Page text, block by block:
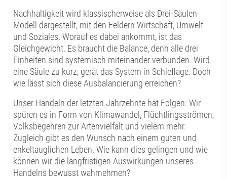
Nachhaltigkeit wird klassischerweise als Drei-Säulen-
Modell dargestellt, mit den Feldern Wirtschaft, Umwelt
und Soziales. Worauf es dabei ankommt, ist das
Gleichgewicht. Es braucht die Balance, denn alle drei
Einheiten sind systemisch miteinander verbunden. Wird
eine Säule zu kurz, gerät das System in Schieflage. Doch
wie lässt sich diese Ausbalancierung erreichen?
Unser Handeln der letzten Jahrzehnte hat Folgen: Wir
spüren es in Form von Klimawandel, Flüchtlingsströmen,
Volksbegehren zur Artenvielfalt und vielem mehr.
Zugleich gibt es den Wunsch nach einem guten und
enkeltauglichen Leben. Wie kann dies gelingen und wie
können wir die langfristigen Auswirkungen unseres
Handelns bewusst wahrnehmen?